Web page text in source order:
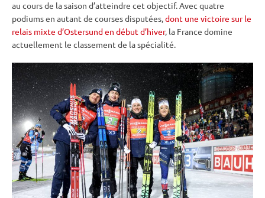
au cours de la saison d’atteindre cet objectif. Avec quatre
podiums en autant de courses disputées,dont une victoire sur le
relais mixte d’Ostersund en début d’hiver, la France domine
actuellement le classement de la spécialité.